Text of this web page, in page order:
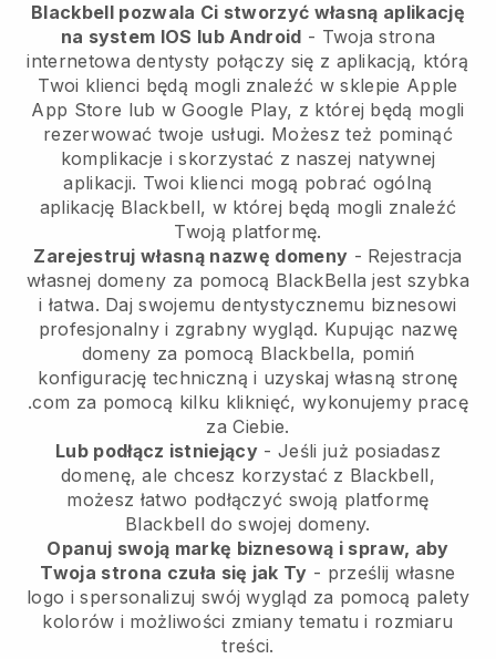
Blackbell pozwala Ci stworzyć własną aplikację
na system IOS lub Android - Twoja strona
internetowa dentysty połączy się z aplikacją, którą
Twoi klienci będą mogli znaleźć w sklepie Apple
App Store lub w Google Play, z której będą mogli
rezerwować twoje usługi. Możesz też pominąć
komplikacje i skorzystać z naszej natywnej
aplikacji. Twoi klienci mogą pobrać ogólną
aplikację Blackbell, w której będą mogli znaleźć
Twoją platformę.
Zarejestruj własną nazwę domeny - Rejestracja
własnej domeny za pomocą BlackBella jest szybka
i łatwa. Daj swojemu dentystycznemu biznesowi
profesjonalny i zgrabny wygląd. Kupując nazwę
domeny za pomocą Blackbella, pomiń
konfigurację techniczną i uzyskaj własną stronę
.com za pomocą kilku kliknięć, wykonujemy pracę
za Ciebie.
Lub podłącz istniejący - Jeśli już posiadasz
domenę, ale chcesz korzystać z Blackbell,
możesz łatwo podłączyć swoją platformę
Blackbell do swojej domeny.
Opanuj swoją markę biznesową i spraw, aby
Twoja strona czuła się jak Ty - prześlij własne
logo i spersonalizuj swój wygląd za pomocą palety
kolorów i możliwości zmiany tematu i rozmiaru
treści.